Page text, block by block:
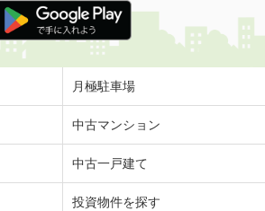
月極駐車場
中古マンション
中古一戸建て
投資物件を探す